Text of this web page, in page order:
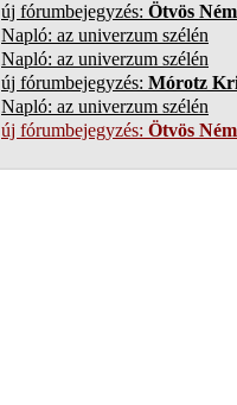
új fórumbejegyzés: Ötvös
Napló: az univerzum szélén
Napló: az univerzum szélén
új fórumbejegyzés: Mórotz
Napló: az univerzum szélén
új fórumbejegyzés: Ötvös